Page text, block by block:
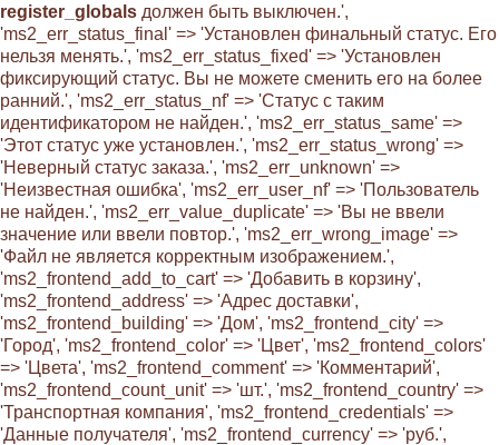
register_globals должен быть выключен.',
'ms2_err_status_final' => 'Установлен финальный статус. Его
нельзя менять.', 'ms2_err_status_fixed' => 'Установлен
фиксирующий статус. Вы не можете сменить его на более
ранний.', 'ms2_err_status_nf' => 'Статус с таким
идентификатором не найден.', 'ms2_err_status_same' =>
'Этот статус уже установлен.', 'ms2_err_status_wrong' =>
'Неверный статус заказа.', 'ms2_err_unknown' =>
'Неизвестная ошибка', 'ms2_err_user_nf' => 'Пользователь
не найден.', 'ms2_err_value_duplicate' => 'Вы не ввели
значение или ввели повтор.', 'ms2_err_wrong_image' =>
'Файл не является корректным изображением.',
'ms2_frontend_add_to_cart' => 'Добавить в корзину',
'ms2_frontend_address' => 'Адрес доставки',
'ms2_frontend_building' => 'Дом', 'ms2_frontend_city' =>
'Город', 'ms2_frontend_color' => 'Цвет', 'ms2_frontend_colors'
=> 'Цвета', 'ms2_frontend_comment' => 'Комментарий',
'ms2_frontend_count_unit' => 'шт.', 'ms2_frontend_country' =>
'Транспортная компания', 'ms2_frontend_credentials' =>
'Данные получателя', 'ms2_frontend_currency' => 'руб.',